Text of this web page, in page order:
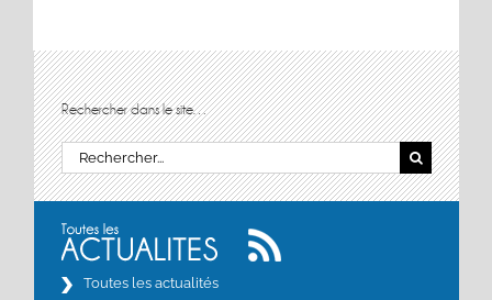
Rechercher dans le site…
Rechercher:
Toutes les actualités